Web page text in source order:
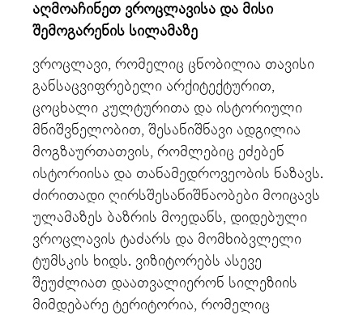
აღმოაჩინეთ ვროცლავისა და მისი
შემოგარენის სილამაზე
ვროცლავი, რომელიც ცნობილია თავისი
განსაცვიფრებელი არქიტექტურით,
ცოცხალი კულტურითა და ისტორიული
მნიშვნელობით, შესანიშნავი ადგილია
მოგზაურთათვის, რომლებიც ეძებენ
ისტორიისა და თანამედროვეობის ნაზავს.
ძირითადი ღირსშესანიშნაობები მოიცავს
ულამაზეს ბაზრის მოედანს, დიდებული
ვროცლავის ტაძარს და მომხიბვლელი
ტუმსკის ხიდს. ვიზიტორებს ასევე
შეუძლიათ დაათვალიერონ სილეზიის
მიმდებარე ტერიტორია, რომელიც